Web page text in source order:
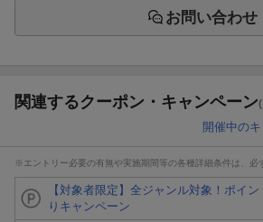
お問い合わせ
関連するクーポン・キャンペーン
開催中の
※エントリー必要の有無や実施期間等の各種詳細条件は、必
【対象者限定】全ジャンル対象！ポイ
りキャンペーン